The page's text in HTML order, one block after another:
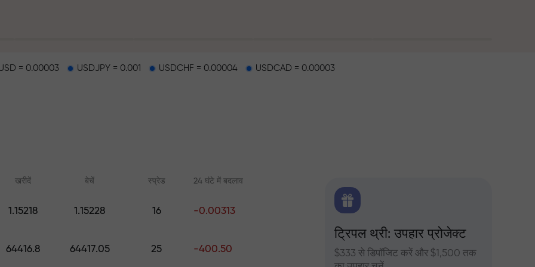
= 0.00003 USDJPY = 0.001 USDCHF = 0.00004 USDCAD = 0.00003
खरीदें बेचें स्प्रेड 24 घंटे में बदलाव
1.15218 1.15228 16 -0.00313
64416.8 64417.05 25 -400.50
शुरुआत से ट्रेडिंग सीखें — सभी स्तरों के
फॉरेक्स, क्रिप्टो और फ्यूचर्स के दैनिक
ट्रिपल थ्री: उपहार प्रोजेक्ट
$333 से डिपॉजिट करें और $1,500 तक